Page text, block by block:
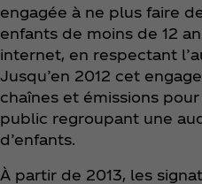
engagée à ne plus faire
enfants de moins de 12
internet, en respectant
Jusqu’en 2012 cet
chaînes et émissions
public regroupant une
d’enfants.
À partir de 2013, les